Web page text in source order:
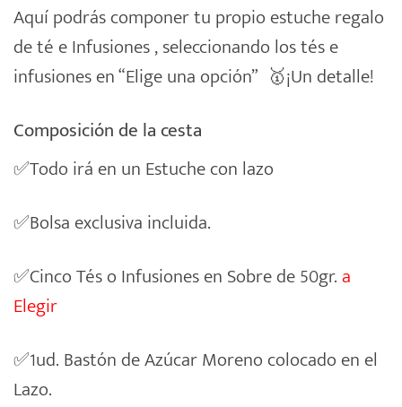
Aquí podrás componer tu propio estuche regalo
de té e Infusiones , seleccionando los tés e
infusiones en “Elige una opción” 🥇¡Un detalle!
Composición de la cesta
✅Todo irá en un Estuche con lazo
✅Bolsa exclusiva incluida.
✅Cinco Tés o Infusiones en Sobre de 50gr.a
Elegir
✅1ud. Bastón de Azúcar Moreno colocado en el
Lazo.